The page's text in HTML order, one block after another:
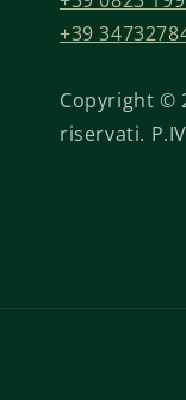
+39
Copyright ©
riservati.